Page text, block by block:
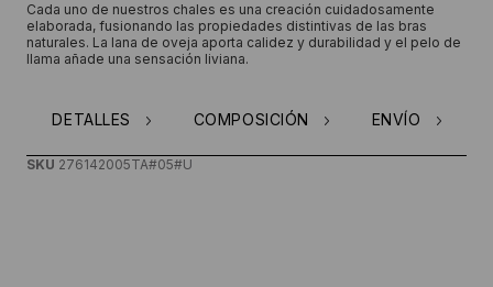
Cada uno de nuestros chales es una creación cuidadosamente
elaborada, fusionando las propiedades distintivas de las bras
naturales. La lana de oveja aporta calidez y durabilidad y el pelo de
llama añade una sensación liviana.
DETALLES COMPOSICIÓN ENVÍO
SKU 276142005TA#05#U